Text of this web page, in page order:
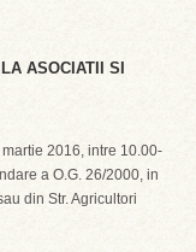
ASOCIATII SI
2016, intre 10.00-
a O.G. 26/2000, in
din Str. Agricultori